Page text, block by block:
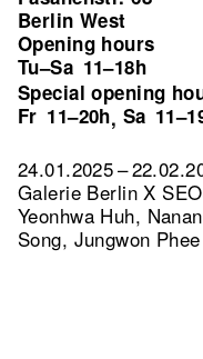
Berlin West
Opening hours
Tu–Sa 11–18h
Special opening
Fr 11–20h, Sa
24.01.2025 –
Galerie Berlin X
Yeonhwa Huh,
Song, Jungwon